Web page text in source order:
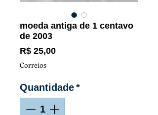
moeda antiga de 1 centavo
de 2003
R$ 25,00Preço
Correios
Quantidade*